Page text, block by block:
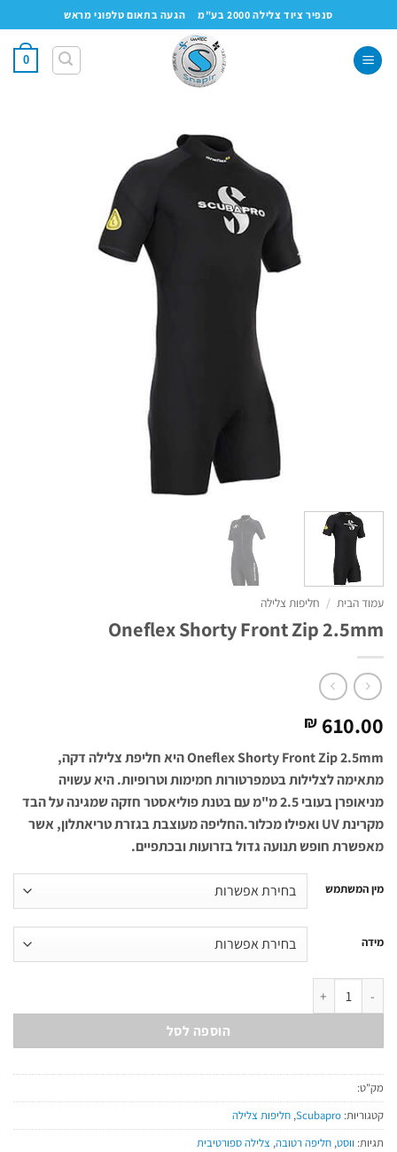
to
content
סנפיר ציוד צלילה 2000 בע"מ הגעה בתאום טלפוני מראש
0
עמוד הבית / חליפות צלילה
Oneflex Shorty Front Zip 2.5mm
₪ 610.00
Oneflex Shorty Front Zip 2.5mm היא חליפת צלילה דקה,
מתאימה לצלילות בטמפרטורות חמימות וטרופיות. היא עשויה
מניאופרן בעובי 2.5 מ"מ עם בטנת פוליאסטר חזקה שמגינה על הבד
מקרינת UV ואפילו מכלור.החליפה מעוצבת בגזרת טריאתלון, אשר
מאפשרת חופש תנועה גדול בזרועות ובכתפיים.
מין המשתמש
מידה
כמות של Oneflex Shorty Front Zip 2.5mm
הוספה לסל
מק"ט:
קטגוריות: Scubapro
, חליפות צלילה
תגיות: ווסט, חליפה רטובה, צלילה ספורטיבית